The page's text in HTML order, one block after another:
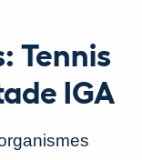
Tennis
IGA